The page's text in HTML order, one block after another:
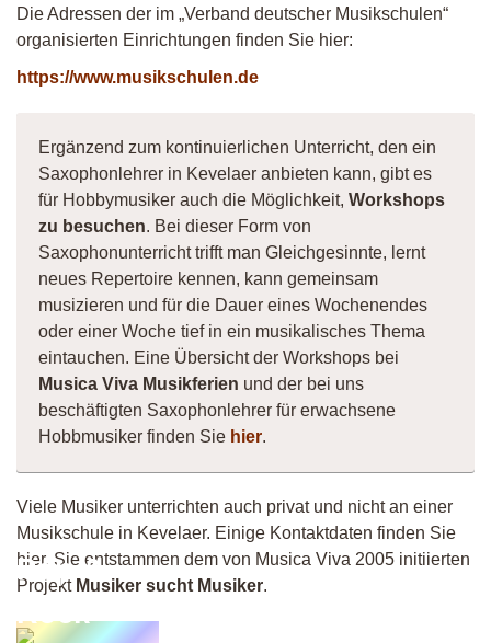
Die Adressen der im „Verband deutscher Musikschulen“
organisierten Einrichtungen finden Sie hier:
https://www.musikschulen.de
Ergänzend zum kontinuierlichen Unterricht, den ein
Saxophonlehrer in Kevelaer anbieten kann, gibt es
für Hobbymusiker auch die Möglichkeit, Workshops
zu besuchen. Bei dieser Form von
Saxophonunterricht trifft man Gleichgesinnte, lernt
neues Repertoire kennen, kann gemeinsam
musizieren und für die Dauer eines Wochenendes
oder einer Woche tief in ein musikalisches Thema
eintauchen. Eine Übersicht der Workshops bei
Musica Viva Musikferien und der bei uns
beschäftigten Saxophonlehrer für erwachsene
Hobbmusiker finden Sie hier.
Viele Musiker unterrichten auch privat und nicht an einer
Musikschule in Kevelaer. Einige Kontaktdaten finden Sie
hier. Sie entstammen dem von Musica Viva 2005 initiierten
Projekt Musiker sucht Musiker.
Pop &
Rock